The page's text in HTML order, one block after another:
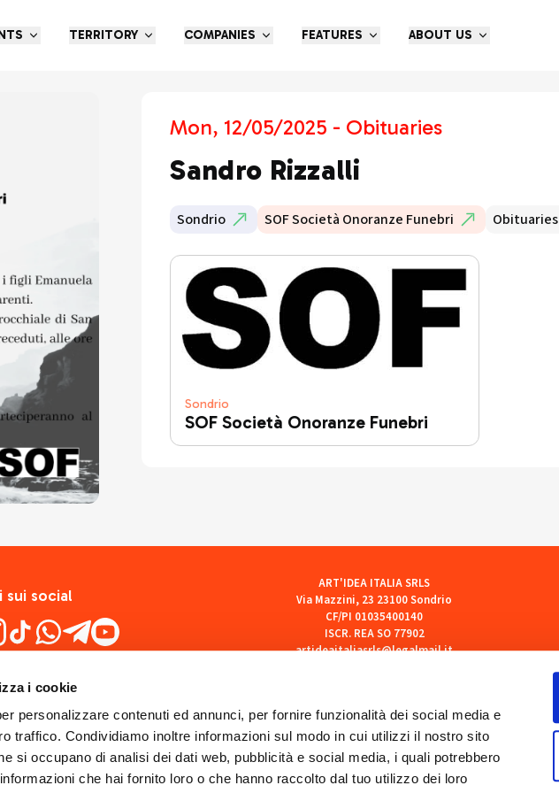
i cookie
personalizzare contenuti ed annunci, per fornire funzionalità dei social media e
traffico. Condividiamo inoltre informazioni sul modo in cui utilizzi il nostro sito
si occupano di analisi dei dati web, pubblicità e social media, i quali potrebbero
che hai fornito loro o che hanno raccolto dal tuo utilizzo dei loro
TERRITORY COMPANIES FEATURES ABOUT US
Mon, 12/05/2025 - Obituaries
Sandro Rizzalli
Sondrio SOF Società Onoranze Funebri Obituaries
Sondrio
SOF Società Onoranze Funebri
sui social
ART'IDEA ITALIA SRLS
Via Mazzini, 23 23100 Sondrio
CF/PI 01035400140
ISCR. REA SO 77902
artideaitaliasrls@legalmail.it